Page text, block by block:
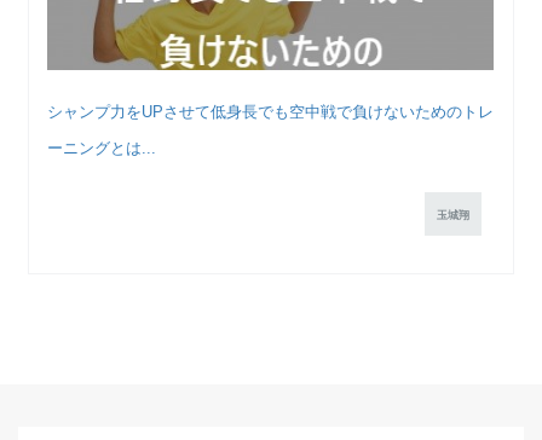
シャンプ力をUPさせて低身長でも空中戦で負けないためのトレ
ーニングとは...
玉城翔